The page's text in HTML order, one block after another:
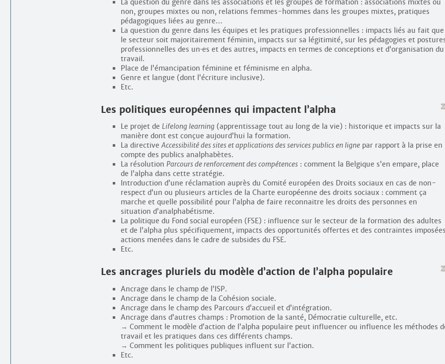
La question du genre dans les associations et les groupes de formation : associations mixtes ou
non, groupes mixtes ou non, relations femmes-hommes dans les groupes mixtes, pratiques
pédagogiques liées au genre…
La question du genre dans les équipes et les pratiques professionnelles : impacts liés au fait que
le secteur soit majoritairement féminin, impacts sur sa légitimité, sur les pédagogies et
professionnelles des un·es et des autres, impacts en termes de conceptions et d’organisation du
travail.
Place de l’émancipation féminine et féminisme en alpha.
Genre et langue (dont l’écriture inclusive).
Etc.
Les politiques européennes qui impactent l’alpha
Le projet de Lifelong learning (apprentissage tout au long de la vie) : historique et impacts sur la
manière dont est conçue aujourd’hui la formation.
La directiveAccessibilité des sites et applications des services publics en ligne par rapport à la prise en
compte des publics analphabètes.
La résolution Parcours de renforcement des compétences : comment la Belgique s’en empare, place
de l’alpha dans cette stratégie.
Introduction d’une réclamation auprès du Comité européen des Droits sociaux en cas de non-
respect d’un ou plusieurs articles de la Charte européenne des droits sociaux : comment ça
marche et quelle possibilité pour l’alpha de faire reconnaitre les droits des personnes en
situation d’analphabétisme.
La politique du Fond social européen (FSE) : influence sur le secteur de la formation des adultes
et de l’alpha plus spécifiquement, impacts des opportunités offertes et des contraintes
actions menées dans le cadre de subsides du FSE.
Etc.
Les ancrages pluriels du modèle d’action de l’alpha populaire
Ancrage dans le champ de l’ISP.
Ancrage dans le champ de la Cohésion sociale.
Ancrage dans le champ des Parcours d’accueil et d’intégration.
Ancrage dans d’autres champs : Promotion de la santé, Démocratie culturelle, etc.
→ Comment le modèle d’action de l’alpha populaire peut influencer ou influence les méthodes
travail et les pratiques dans ces différents champs.
→ Comment les politiques publiques influent sur l’action.
Etc.